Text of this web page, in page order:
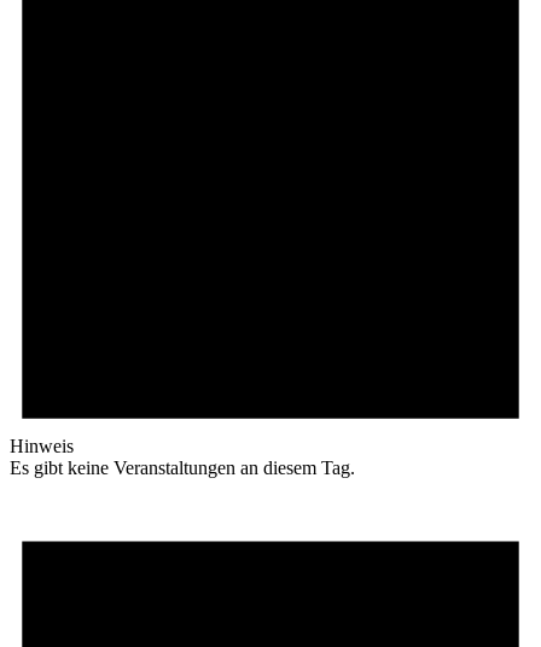
Hinweis
Es gibt keine Veranstaltungen an diesem Tag.